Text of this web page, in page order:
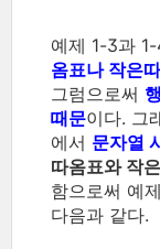
예제 1-3과
옴표나 작은
그럼으로써
때문이다. 그
에서 문자열
따옴표와 작
함으로써 예
다음과 같다.